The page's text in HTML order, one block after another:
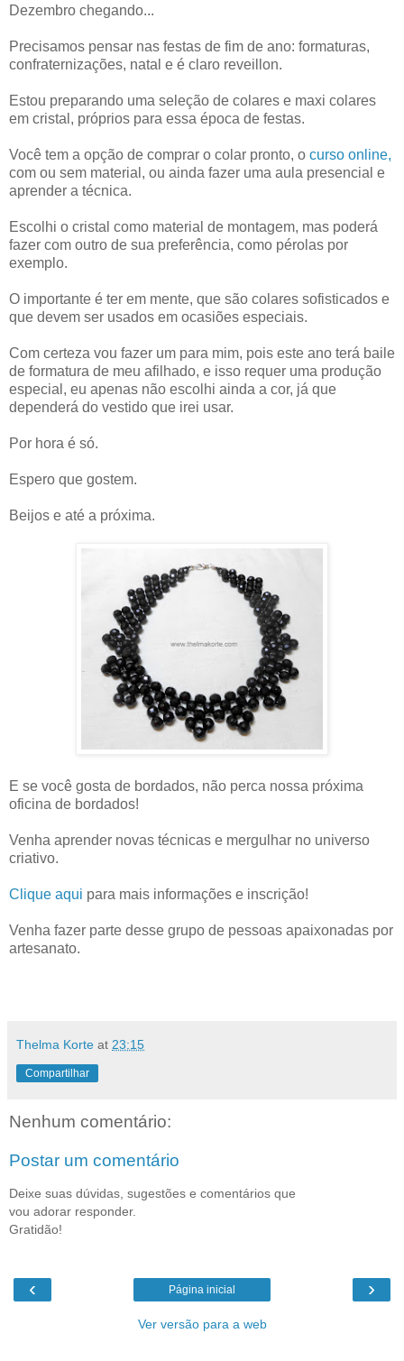
Dezembro chegando...
Precisamos pensar nas festas de fim de ano: formaturas,
confraternizações, natal e é claro reveillon.
Estou preparando uma seleção de colares e maxi colares
em cristal, próprios para essa época de festas.
Você tem a opção de comprar o colar pronto, o curso online,
com ou sem material, ou ainda fazer uma aula presencial e
aprender a técnica.
Escolhi o cristal como material de montagem, mas poderá
fazer com outro de sua preferência, como pérolas por
exemplo.
O importante é ter em mente, que são colares sofisticados e
que devem ser usados em ocasiões especiais.
Com certeza vou fazer um para mim, pois este ano terá baile
de formatura de meu afilhado, e isso requer uma produção
especial, eu apenas não escolhi ainda a cor, já que
dependerá do vestido que irei usar.
Por hora é só.
Espero que gostem.
Beijos e até a próxima.
E se você gosta de bordados, não perca nossa próxima
oficina de bordados!
Venha aprender novas técnicas e mergulhar no universo
criativo.
Clique aqui para mais informações e inscrição!
Venha fazer parte desse grupo de pessoas apaixonadas por
artesanato.
Thelma Korte at 23:15
Compartilhar
Nenhum comentário:
Postar um comentário
Deixe suas dúvidas, sugestões e comentários que
vou adorar responder.
Gratidão!
‹ ›
Página inicial
Ver versão para a web